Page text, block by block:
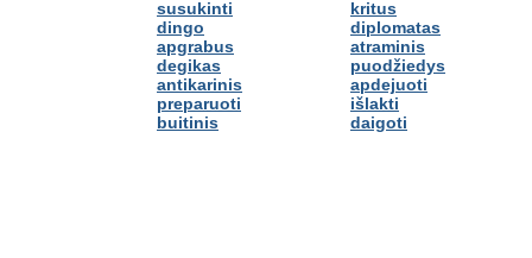
susukinti
dingo
apgrabus
degikas
antikarinis
preparuoti
buitinis
kritus
diplomatas
atraminis
puodžiedys
apdejuoti
išlakti
daigoti